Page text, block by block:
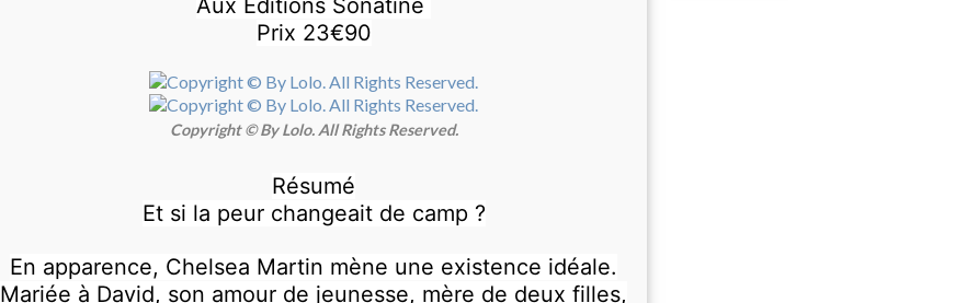
Aux Éditions Sonatine
Prix 23€90
Copyright © By Lolo. All Rights Reserved.
Résumé
Et si la peur changeait de camp ?
En apparence, Chelsea Martin mène une existence idéale.
Mariée à David, son amour de jeunesse, mère de deux filles,